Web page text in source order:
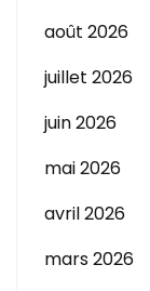
août 2026
juillet 2026
juin 2026
mai 2026
avril 2026
mars 2026